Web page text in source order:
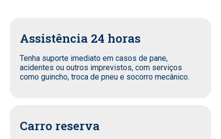
Assistência 24 horas
Tenha suporte imediato em casos de pane,
acidentes ou outros imprevistos, com serviços
como guincho, troca de pneu e socorro mecânico.
Carro reserva